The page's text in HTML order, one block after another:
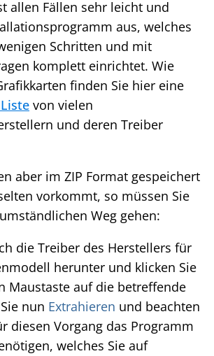
allen Fällen sehr leicht und
aus, welches
Schritten und mit
komplett einrichtet. Wie
finden Sie hier eine
von vielen
und deren Treiber
aber im ZIP Format gespeichert
vorkommt, so müssen Sie
Weg gehen:
die Treiber des Herstellers für
herunter und klicken Sie
Maustaste auf die betreffende
nun Extrahieren und beachten
diesen Vorgang das Programm
welches Sie auf